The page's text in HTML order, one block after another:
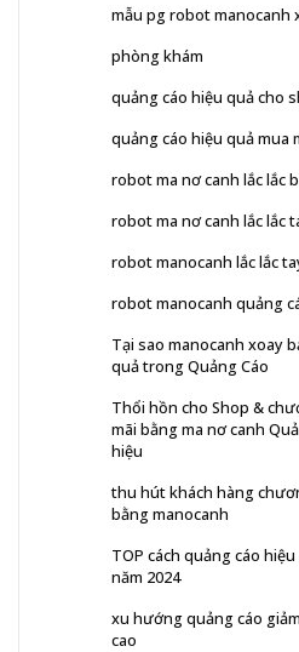
mẫu pg robot manocanh
phòng khám
quảng cáo hiệu quả cho
quảng cáo hiệu quả mua
robot ma nơ canh lắc lắc
robot ma nơ canh lắc lắc
robot manocanh lắc lắc
robot manocanh quảng
Tại sao manocanh xoay
quả trong Quảng Cáo
Thổi hồn cho Shop &
mãi bằng ma nơ canh
hiệu
thu hút khách hàng
bằng manocanh
TOP cách quảng cáo
năm 2024
xu hướng quảng cáo
cao